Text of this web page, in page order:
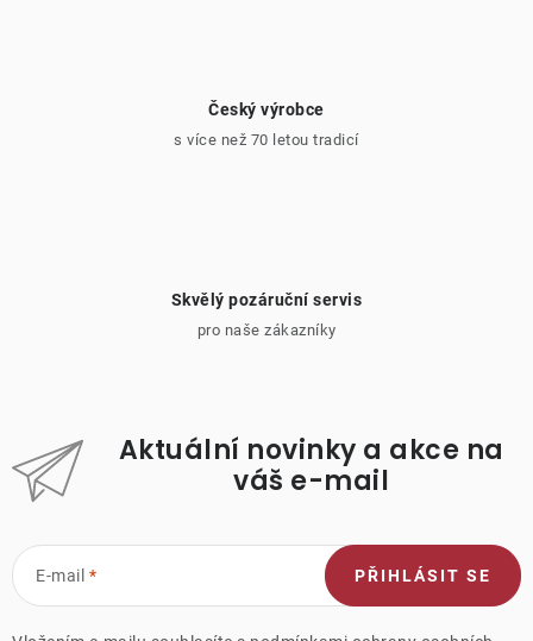
Český výrobce
s více než 70 letou tradicí
Skvělý pozáruční servis
pro naše zákazníky
Aktuální novinky a akce na
váš e-mail
E-mail PŘIHLÁSIT SE